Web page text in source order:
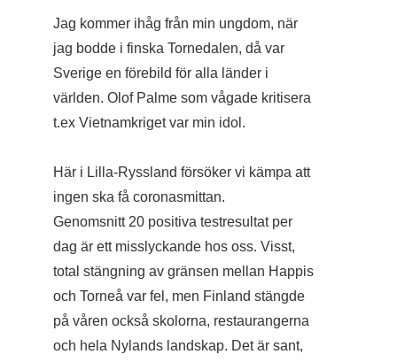
Jag kommer ihåg från min ungdom, när
jag bodde i finska Tornedalen, då var
Sverige en förebild för alla länder i
världen. Olof Palme som vågade kritisera
t.ex Vietnamkriget var min idol.
Här i Lilla-Ryssland försöker vi kämpa att
ingen ska få coronasmittan.
Genomsnitt 20 positiva testresultat per
dag är ett misslyckande hos oss. Visst,
total stängning av gränsen mellan Happis
och Torneå var fel, men Finland stängde
på våren också skolorna, restaurangerna
och hela Nylands landskap. Det är sant,